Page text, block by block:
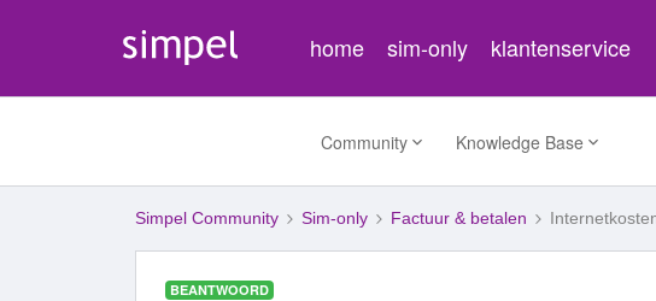
home sim-only klantenservice
Community Knowledge Base
Simpel Community Sim-only Factuur & betalen
BEANTWOORD